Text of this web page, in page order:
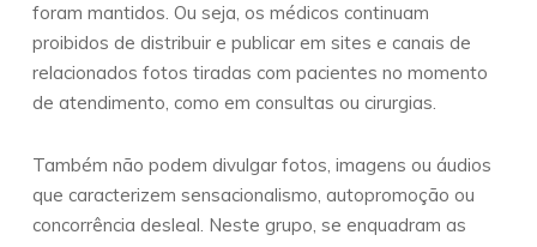
foram mantidos. Ou seja, os médicos continuam
proibidos de distribuir e publicar em sites e canais de
relacionados fotos tiradas com pacientes no momento
de atendimento, como em consultas ou cirurgias.
Também não podem divulgar fotos, imagens ou áudios
que caracterizem sensacionalismo, autopromoção ou
concorrência desleal. Neste grupo, se enquadram as